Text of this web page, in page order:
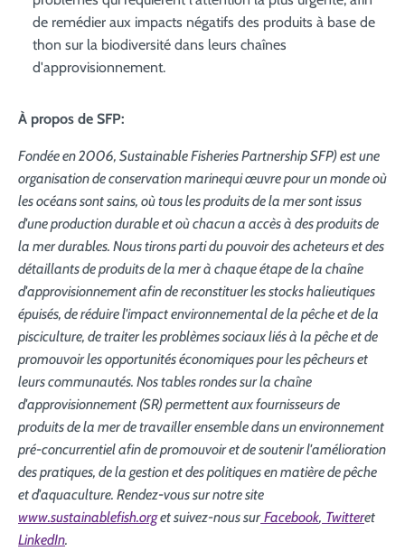
de remédier aux impacts négatifs des produits à base de
thon sur la biodiversité dans leurs chaînes
d'approvisionnement.
À propos de SFP:
Fondée en 2006, Sustainable Fisheries Partnership SFP) est une
organisation de conservation marinequi œuvre pour un monde où
les océans sont sains, où tous les produits de la mer sont issus
d'une production durable et où chacun a accès à des produits de
la mer durables. Nous tirons parti du pouvoir des acheteurs et des
détaillants de produits de la mer à chaque étape de la chaîne
d'approvisionnement afin de reconstituer les stocks halieutiques
épuisés, de réduire l'impact environnemental de la pêche et de la
pisciculture, de traiter les problèmes sociaux liés à la pêche et de
promouvoir les opportunités économiques pour les pêcheurs et
leurs communautés. Nos tables rondes sur la chaîne
d'approvisionnement (SR) permettent aux fournisseurs de
produits de la mer de travailler ensemble dans un environnement
pré-concurrentiel afin de promouvoir et de soutenir l'amélioration
des pratiques, de la gestion et des politiques en matière de pêche
et d'aquaculture. Rendez-vous sur notre site
www.sustainablefish.orget suivez-nous sur Facebook, Twitteret
LinkedIn.